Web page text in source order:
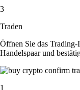
3
Traden
Öffnen Sie das
Handelspaar und
1